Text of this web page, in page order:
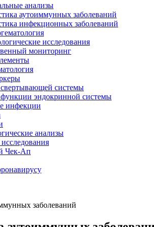
анализы
аутоиммунных заболеваний
инфекционных заболеваний
исследования
мониторинг
системы
эндокринной системы
инфекции
анализы
Чек-Ап
заболеваний